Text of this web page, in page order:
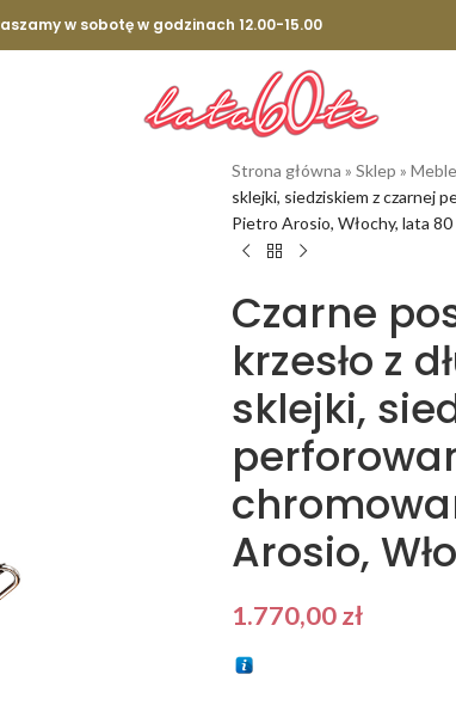
w sobotę w godzinach 12.00-15.00
Strona główna » Sklep » Meble
sklejki, siedziskiem z czarnej
Pietro Arosio, Włochy, lata 80
Czarne
krzesło z
sklejki,
Arosio,
1.770,00zł